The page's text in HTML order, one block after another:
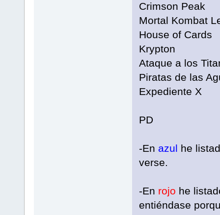
Crimson Peak
Mortal Kombat
House of Cards
Krypton
Ataque a los
Piratas de las
Expediente X
PD
-En azul he
verse.
-En rojo he
entiéndase